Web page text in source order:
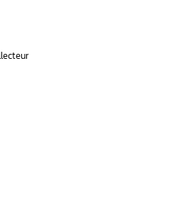
obligatoire ?
EGR
est-elle